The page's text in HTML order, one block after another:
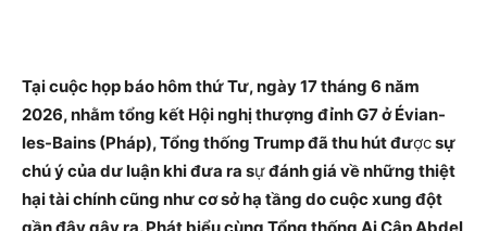
Tại cuộc họp báo hôm thứ Tư, ngày 17 tháng 6 năm
2026, nhằm tổng kết Hội nghị thượng đỉnh G7 ở Évian-
les-Bains (Pháp), Tổng thống Trump đã thu hút đượcsự
chú ý của dư luận khi đưa ra sựđánh giá về những thiệt
hại tài chính cũng như cơ sở hạ tầng do cuộc xung đột